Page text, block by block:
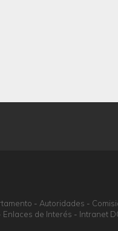
Autoridades
Enlaces de Interés Intranet